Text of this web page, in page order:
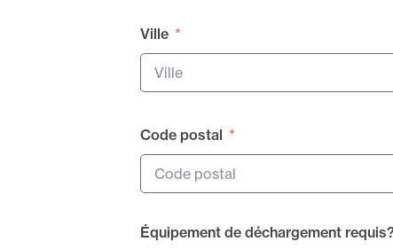
Ville
Code postal
Équipement de déchargement